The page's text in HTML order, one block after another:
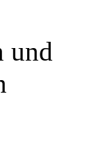
und